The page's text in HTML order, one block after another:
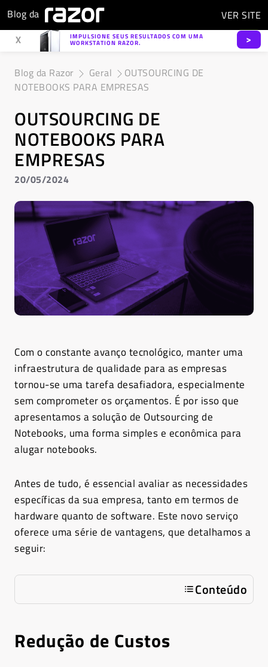
Blog da VER SITE
X
IMPULSIONE SEUS RESULTADOS COM UMA
WORKSTATION RAZOR. >
Blog da Razor Geral
OUTSOURCING DE
NOTEBOOKS PARA EMPRESAS
OUTSOURCING DE
NOTEBOOKS PARA
EMPRESAS
20/05/2024
Com o constante avanço tecnológico, manter uma
infraestrutura de qualidade para as empresas
tornou-se uma tarefa desafiadora, especialmente
sem comprometer os orçamentos. É por isso que
apresentamos a solução de Outsourcing de
Notebooks, uma forma simples e econômica para
alugar notebooks.
Antes de tudo, é essencial avaliar as necessidades
específicas da sua empresa, tanto em termos de
hardware quanto de software. Este novo serviço
oferece uma série de vantagens, que detalhamos a
seguir:
Conteúdo
Redução de Custos